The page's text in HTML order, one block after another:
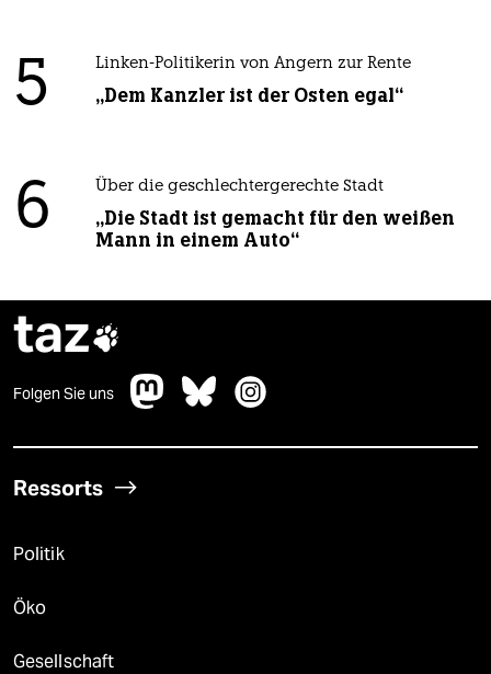
5 Linken-Politikerin von Angern zur Rente
„Dem Kanzler ist der Osten egal“
6 Über die geschlechtergerechte Stadt
„Die Stadt ist gemacht für den weißen
Mann in einem Auto“
taz
Folgen Sie uns
Ressorts
Politik
Öko
Gesellschaft